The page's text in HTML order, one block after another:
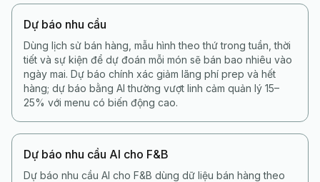
Dự báo nhu cầu
Dùng lịch sử bán hàng, mẫu hình theo thứ trong tuần, thời
tiết và sự kiện để dự đoán mỗi món sẽ bán bao nhiêu vào
ngày mai. Dự báo chính xác giảm lãng phí prep và hết
hàng; dự báo bằng AI thường vượt linh cảm quản lý 15–
25% với menu có biến động cao.
Dự báo nhu cầu AI cho F&B
Dự báo nhu cầu AI cho F&B dùng dữ liệu bán hàng theo